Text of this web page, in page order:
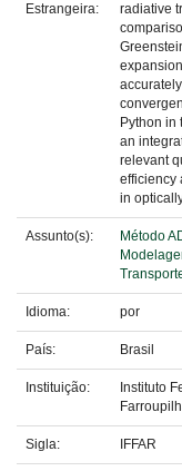
Estrangeira:
radiative
Python in
an
relevant
efficiency
in
Assunto(s):
Método
Idioma: por
País: Brasil
Instituição:
Instituto
Sigla: IFFAR